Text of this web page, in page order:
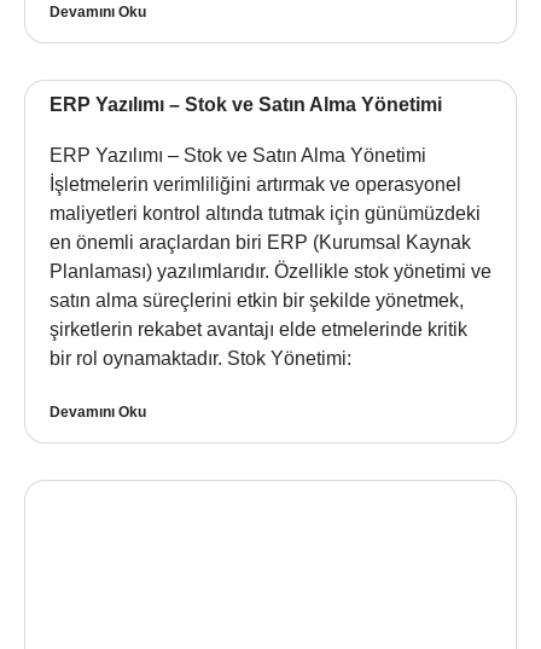
Devamını Oku
ERP Yazılımı – Stok ve Satın Alma Yönetimi
ERP Yazılımı – Stok ve Satın Alma Yönetimi
İşletmelerin verimliliğini artırmak ve operasyonel
maliyetleri kontrol altında tutmak için günümüzdeki
en önemli araçlardan biri ERP (Kurumsal Kaynak
Planlaması) yazılımlarıdır. Özellikle stok yönetimi ve
satın alma süreçlerini etkin bir şekilde yönetmek,
şirketlerin rekabet avantajı elde etmelerinde kritik
bir rol oynamaktadır. Stok Yönetimi:
Devamını Oku